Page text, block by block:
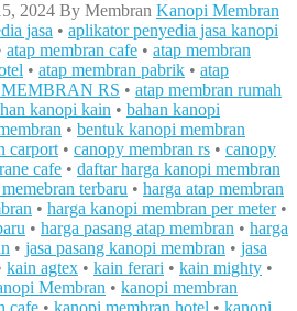
2024 By Membran Kanopi Membran
jasa • aplikator penyedia jasa kanopi
atap membran cafe • atap membran
• atap membran pabrik • atap
MEMBRAN RS • atap membran rumah
kanopi kain • bahan kanopi
• bentuk kanopi membran
carport • canopy membran rs • canopy
cafe • daftar harga kanopi membran
terbaru • harga atap membran
• harga kanopi membran per meter•
• harga pasang atap membran • harga
• jasa pasang kanopi membran • jasa
kain agtex • kain ferari • kain mighty •
Membran • kanopi membran
cafe • kanopi membran hotel • kanopi